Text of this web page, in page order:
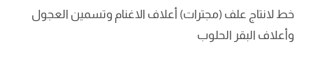
خط لانتاج علف (مجترات) أعلاف الاغنام وتسمين العجول
وأعلاف البقر الحلوب